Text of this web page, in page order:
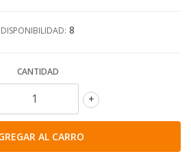
DISPONIBILIDAD: 8
CANTIDAD
+